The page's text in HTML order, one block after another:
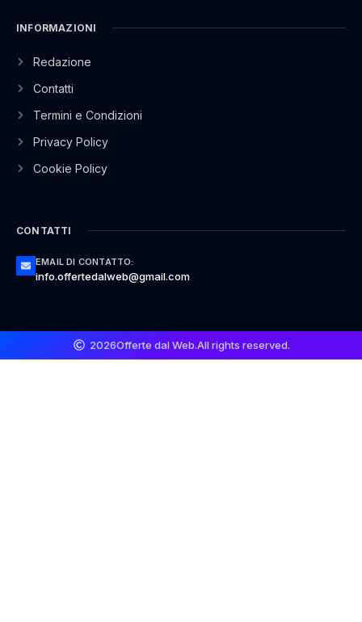
INFORMAZIONI
Redazione
Contatti
Termini e Condizioni
Privacy Policy
Cookie Policy
CONTATTI
EMAIL DI CONTATTO:
info.offertedalweb@gmail.com
2026Offerte dal Web.All rights reserved.